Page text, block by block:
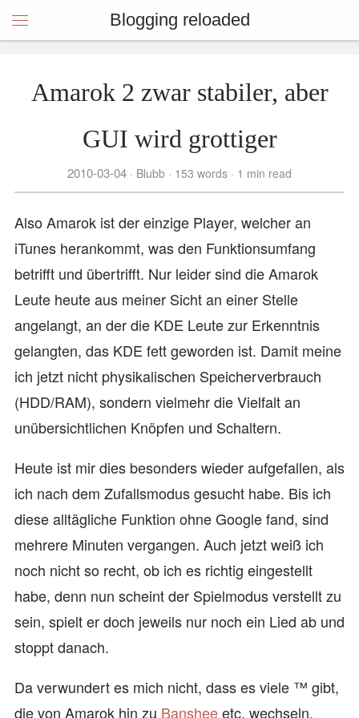
Blogging reloaded
Amarok 2 zwar stabiler, aber
GUI wird grottiger
2010-03-04 Blubb 153 words 1 min read
Also Amarok ist der einzige Player, welcher an
iTunes herankommt, was den Funktionsumfang
betrifft und übertrifft. Nur leider sind die Amarok
Leute heute aus meiner Sicht an einer Stelle
angelangt, an der die KDE Leute zur Erkenntnis
gelangten, das KDE fett geworden ist. Damit meine
ich jetzt nicht physikalischen Speicherverbrauch
(HDD/RAM), sondern vielmehr die Vielfalt an
unübersichtlichen Knöpfen und Schaltern.
Heute ist mir dies besonders wieder aufgefallen, als
ich nach dem Zufallsmodus gesucht habe. Bis ich
diese alltägliche Funktion ohne Google fand, sind
mehrere Minuten vergangen. Auch jetzt weiß ich
noch nicht so recht, ob ich es richtig eingestellt
habe, denn nun scheint der Spielmodus verstellt zu
sein, spielt er doch jeweils nur noch ein Lied ab und
stoppt danach.
Da verwundert es mich nicht, dass es viele ™ gibt,
die von Amarok hin zu Bansheeetc. wechseln.